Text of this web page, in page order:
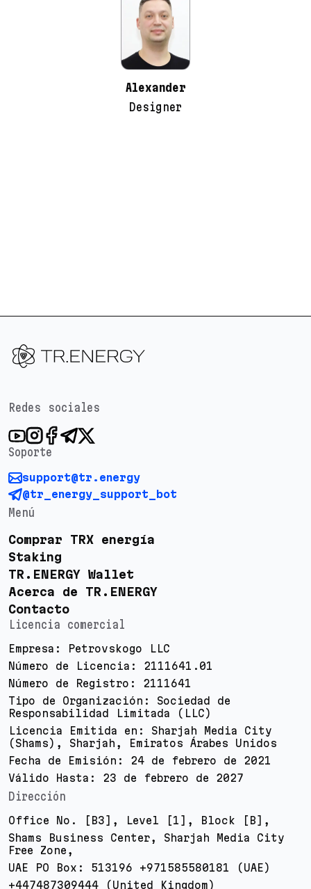
Alexander
Designer
Redes sociales
Soporte
support@tr.energy
@tr_energy_support_bot
Menú
Comprar TRX energía
Staking
TR.ENERGY Wallet
Acerca de TR.ENERGY
Contacto
Licencia comercial
Empresa: Petrovskogo LLC
Número de Licencia: 2111641.01
Número de Registro: 2111641
Tipo de Organización: Sociedad de
Responsabilidad Limitada (LLC)
Licencia Emitida en: Sharjah Media City
(Shams), Sharjah, Emiratos Árabes Unidos
Fecha de Emisión: 24 de febrero de 2021
Válido Hasta: 23 de febrero de 2027
Dirección
Office No. [B3], Level [1], Block [B],
Shams Business Center, Sharjah Media City
Free Zone,
UAE PO Box: 513196 +971585580181 (UAE)
+447487309444 (United Kingdom)